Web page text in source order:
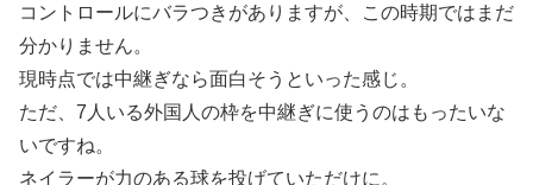
コントロールにバラつきがありますが、この時期ではまだ
分かりません。
現時点では中継ぎなら面白そうといった感じ。
ただ、7人いる外国人の枠を中継ぎに使うのはもったいな
いですね。
ネイラーが力のある球を投げていただけに。